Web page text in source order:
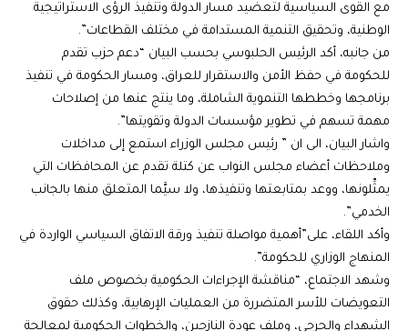
مع القوى السياسية لتعضيد مسار الدولة وتنفيذ الرؤى الاستراتيجية
الوطنية، وتحقيق التنمية المستدامة في مختلف القطاعات”.
من جانبه، أكد الرئيس الحلبوسي بحسب البيان “دعم حزب تقدم
للحكومة في حفظ الأمن والاستقرار للعراق، ومسار الحكومة في تنفيذ
برنامجها وخططها التنموية الشاملة، وما ينتج عنها من إصلاحات
مهمة تسهم في تطوير مؤسسات الدولة وتقويتها”.
واشار البيان، الى ان ” رئيس مجلس الوزراء استمع إلى مداخلات
وملاحظات أعضاء مجلس النواب عن كتلة تقدم عن المحافظات التي
يمثِّلونها، ووعد بمتابعتها وتنفيذها، ولا سيَّما المتعلق منها بالجانب
الخدمي”.
وأكد اللقاء، على”أهمية مواصلة تنفيذ ورقة الاتفاق السياسي الواردة في
المنهاج الوزاري للحكومة”.
وشهد الاجتماع، “مناقشة الإجراءات الحكومية بخصوص ملف
التعويضات للأسر المتضررة من العمليات الإرهابية، وكذلك حقوق
الشهداء والجرحى، وملف عودة النازحين، والخطوات الحكومية لمعالجة